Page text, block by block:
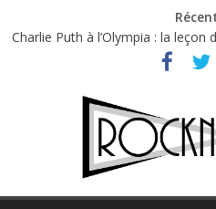
Charlie Puth à l’Olympia : la
Jon Spencer & the HITmakers :
Hellfest 2026 vendredi :
Hellfest 2026 jeudi : impossible
Première édition du Midgard